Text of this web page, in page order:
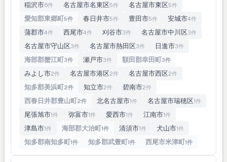
稲沢市6件 名古屋市名東区5件 名古屋市東区5件
愛知郡東郷町5件 春日井市5件 豊田市5件 安城市4件
蒲郡市4件 西尾市4件 刈谷市3件 名古屋市中川区3件
名古屋市守山区3件 名古屋市熱田区3件 日進市3件
海部郡蟹江町3件 瀬戸市3件 額田郡幸田町3件
みよし市2件 名古屋市港区2件 名古屋市西区2件
知多郡美浜町2件 知立市2件 碧南市2件
西春日井郡豊山町2件 北名古屋市1件 名古屋市瑞穂区1件
尾張旭市1件 弥富市1件 愛西市1件 江南市1件
津島市1件 海部郡大治町1件 清須市1件 犬山市1件
知多郡南知多町1件 知多郡武豊町1件 西尾市米津町1件